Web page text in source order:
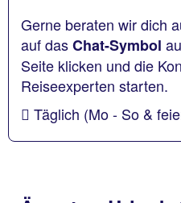
Gerne beraten wir dich
auf dasChat-Symbol
Seite klicken und die
Reiseexperten starten.
Täglich (Mo - So &